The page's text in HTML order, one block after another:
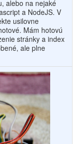
alebo na nejaké
a NodeJS. V
usilovne
Mám hotovú
stránky a index
ale plne